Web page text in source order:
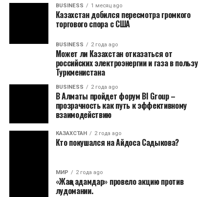
BUSINESS 1 месяц ago
Казахстан добился пересмотра громкого
торгового спора с США
BUSINESS 2 года ago
Может ли Казахстан отказаться от
российских электроэнергии и газа в пользу
Туркменистана
BUSINESS 2 года ago
В Алматы пройдет форум BI Group –
прозрачность как путь к эффективному
взаимодействию
КАЗАХСТАН 2 года ago
Кто покушался на Айдоса Садыкова?
МИР 2 года ago
«Жаңа адамдар» провело акцию против
лудомании.